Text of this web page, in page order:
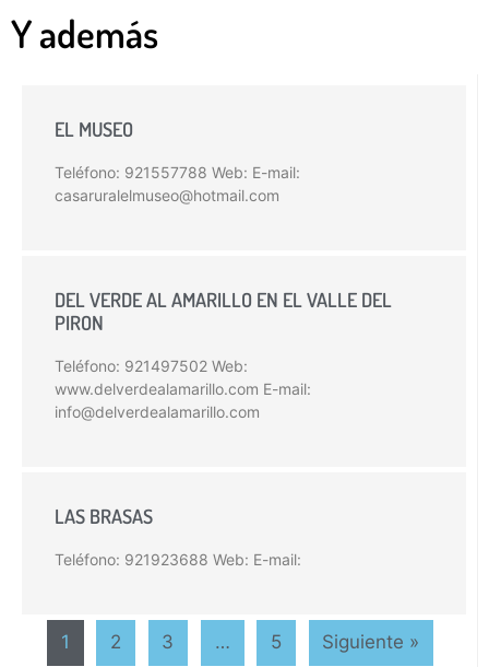
Y además
EL MUSEO
Teléfono: 921557788 Web: E-mail:
casaruralelmuseo@hotmail.com
DEL VERDE AL AMARILLO EN EL VALLE DEL
PIRON
Teléfono: 921497502 Web:
www.delverdealamarillo.com E-mail:
info@delverdealamarillo.com
LAS BRASAS
Teléfono: 921923688 Web: E-mail:
1 2 3 … 5 Siguiente »